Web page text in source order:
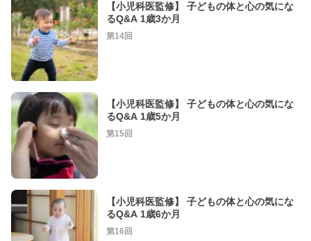
【小児科医監修】 子どもの体と心の気にな
るQ&A 1歳3か月
第14回
【小児科医監修】 子どもの体と心の気にな
るQ&A 1歳5か月
第15回
【小児科医監修】 子どもの体と心の気にな
るQ&A 1歳6か月
第16回